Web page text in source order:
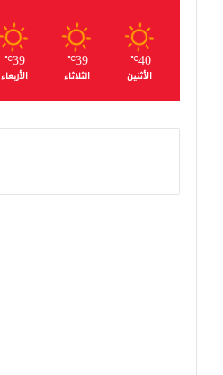
40
℃
الأثنين
39
℃
الثلاثاء
39
℃
الأربعاء